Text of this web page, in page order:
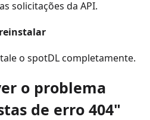
solicitações da API.
o spotDL completamente.
o problema
de erro 404"